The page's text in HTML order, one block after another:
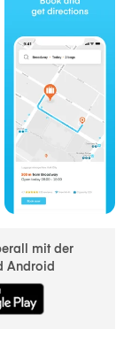
mit der
Android